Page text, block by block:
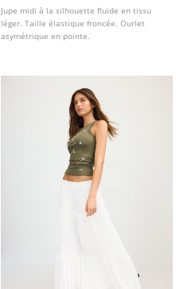
Jupe midi à la silhouette fluide en tissu
léger. Taille élastique froncée. Ourlet
asymétrique en pointe.